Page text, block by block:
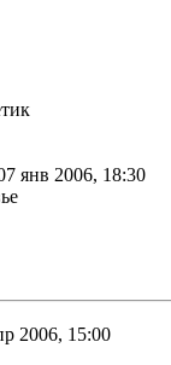
янв 2006, 18:30
2006, 15:00